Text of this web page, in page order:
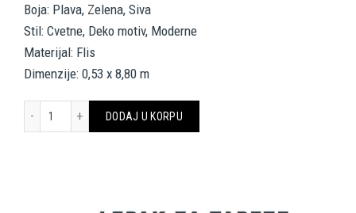
Boja: Plava, Zelena, Siva
Stil: Cvetne, Deko motiv, Moderne
Materijal: Flis
Dimenzije: 0,53 x 8,80 m
DODAJ U KORPU